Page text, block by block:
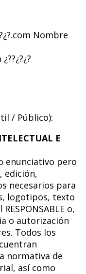
Nombre
/ Público):
E
enunciativo pero
edición,
necesarios para
logotipos, texto
o,
o autorización
Todos los
normativa de
así como